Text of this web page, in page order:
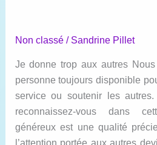
Non classé/ Sandrine Pillet
Je donne trop aux autres
personne toujours disponible
service ou soutenir les
reconnaissez-vous dans
généreux est une qualité
l’attention portée aux autres